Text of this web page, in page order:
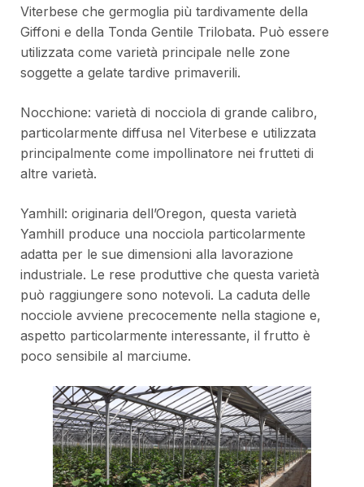
Viterbese che germoglia più tardivamente della
Giffoni e della Tonda Gentile Trilobata. Può essere
utilizzata come varietà principale nelle zone
soggette a gelate tardive primaverili.
Nocchione: varietà di nocciola di grande calibro,
particolarmente diffusa nel Viterbese e utilizzata
principalmente come impollinatore nei frutteti di
altre varietà.
Yamhill: originaria dell’Oregon, questa varietà
Yamhill produce una nocciola particolarmente
adatta per le sue dimensioni alla lavorazione
industriale. Le rese produttive che questa varietà
può raggiungere sono notevoli. La caduta delle
nocciole avviene precocemente nella stagione e,
aspetto particolarmente interessante, il frutto è
poco sensibile al marciume.